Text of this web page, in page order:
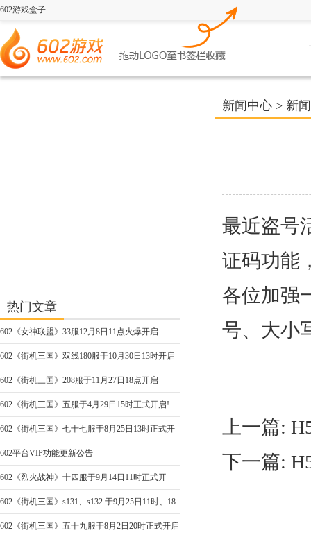
602游戏盒子
热门文章
602《女神联盟》33服12月8日11点火爆开启
602《街机三国》双线180服于10月30日13时开启
602《街机三国》208服于11月27日18点开启
602《街机三国》五服于4月29日15时正式开启!
602《街机三国》七十七服于8月25日13时正式开
启
602平台VIP功能更新公告
602《烈火战神》十四服于9月14日11时正式开
启！
602《街机三国》s131、s132 于9月25日11时、18
时开启
602《街机三国》五十九服于8月2日20时正式开启
新闻中心 > 新
最近盗号
证码功能
各位加强
号、大小
上一篇:
下一篇: